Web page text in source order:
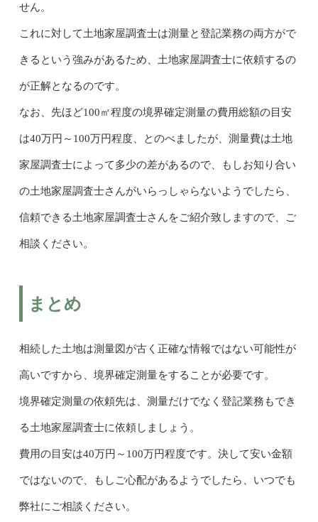
せん。
これに対して土地家屋調査士は測量と登記業務の両方がで
きるという強みがあるため、土地家屋調査士に依頼するの
が正解となるのです。
なお、先ほど100㎡程度の境界確定測量の費用総額の目安
は40万円～100万円程度、とのべましたが、測量費は土地
家屋調査士によって多少の差があるので、もしお知り合い
の土地家屋調査士さんがいらっしゃらないようでしたら、
信頼できる土地家屋調査士さんをご紹介致しますので、ご
相談ください。
まとめ
相続した土地は測量図が古く正確な情報ではない可能性が
高いですから、境界確定測量をすることが必要です。
境界確定測量の依頼先は、測量だけでなく登記業務もでき
る土地家屋調査士に依頼しましょう。
費用の目安は40万円～100万円程度です。決して安い金額
ではないので、もしご心配があるようでしたら、いつでも
弊社にご相談ください。